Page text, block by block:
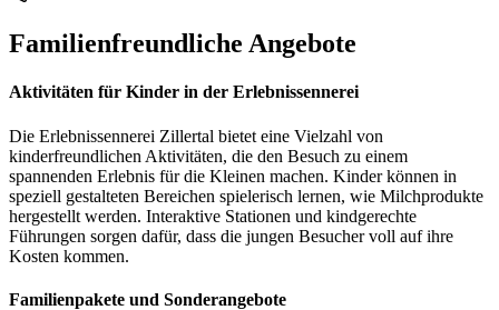
Familienfreundliche Angebote
Aktivitäten für Kinder in der Erlebnissennerei
Die Erlebnissennerei Zillertal bietet eine Vielzahl von
kinderfreundlichen Aktivitäten, die den Besuch zu einem
spannenden Erlebnis für die Kleinen machen. Kinder können in
speziell gestalteten Bereichen spielerisch lernen, wie Milchprodukte
hergestellt werden. Interaktive Stationen und kindgerechte
Führungen sorgen dafür, dass die jungen Besucher voll auf ihre
Kosten kommen.
Familienpakete und Sonderangebote